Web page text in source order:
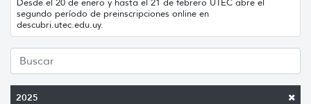
2025
segundo período de preinscripciones online en
descubri.utec.edu.uy.